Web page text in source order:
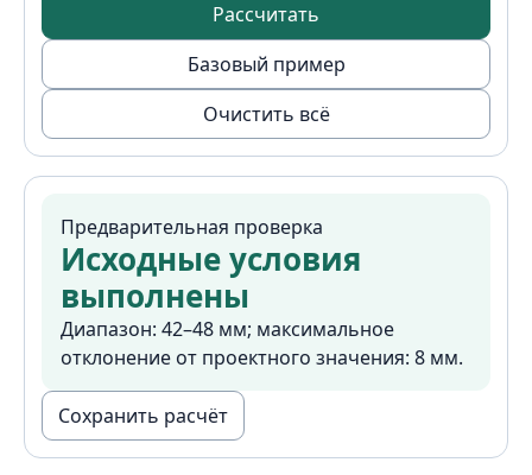
Рассчитать
Базовый пример
Очистить всё
Предварительная проверка
Исходные условия
выполнены
Диапазон: 42–48 мм; максимальное
отклонение от проектного значения: 8 мм.
Сохранить расчёт